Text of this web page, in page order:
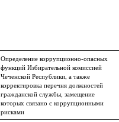
Определение коррупционно-опасных
функций Избирательной комиссией
Чеченской Республики, а также
корректировка перечня должностей
гражданской службы, замещение
которых связано с коррупционными
рисками